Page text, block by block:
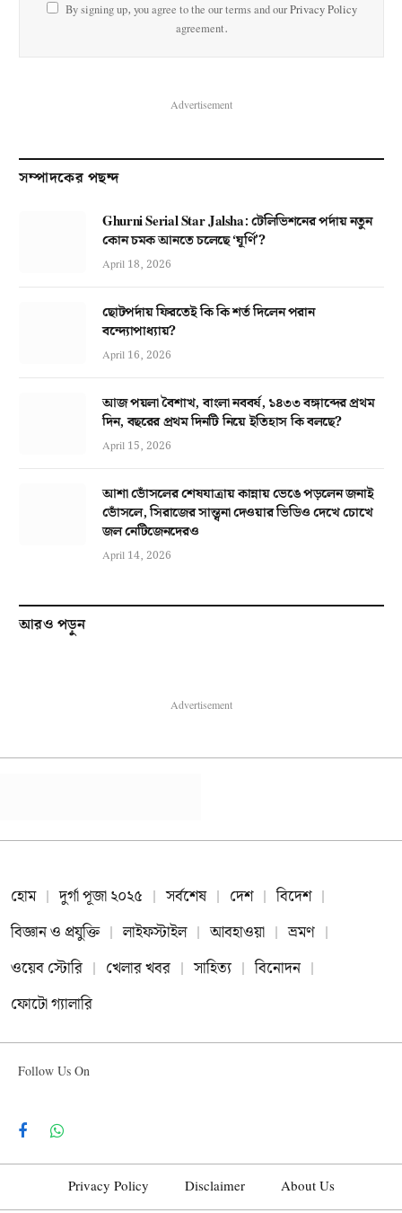
By signing up, you agree to the our terms and ourPrivacy Policy
agreement.
Advertisement
সম্পাদকের পছন্দ
Ghurni Serial Star Jalsha: টেলিভিশনের পর্দায় নতুন
কোন চমক আনতে চলেছে ‘ঘূর্ণি’?
April 18, 2026
ছোটপর্দায় ফিরতেই কি কি শর্ত দিলেন পরান
বন্দ্যোপাধ্যায়?
April 16, 2026
আজ পয়লা বৈশাখ, বাংলা নববর্ষ, ১৪৩৩ বঙ্গাব্দের প্রথম
দিন, বছরের প্রথম দিনটি নিয়ে ইতিহাস কি বলছে?
April 15, 2026
আশা ভোঁসলের শেষযাত্রায় কান্নায় ভেঙে পড়লেন জনাই
ভোঁসলে, সিরাজের সান্ত্বনা দেওয়ার ভিডিও দেখে চোখে
জল নেটিজেনদেরও
April 14, 2026
আরও পড়ুন
Advertisement
হোম দুর্গা পূজা ২০২৫ সর্বশেষ দেশ
বিদেশ
বিজ্ঞান ও প্রযুক্তি
লাইফস্টাইল আবহাওয়া
ভ্রমণ
ওয়েব স্টোরি
খেলার খবর সাহিত্য
বিনোদন
ফোটো গ্যালারি
Follow Us On
FacebookWhatsApp
Privacy Policy Disclaimer About Us